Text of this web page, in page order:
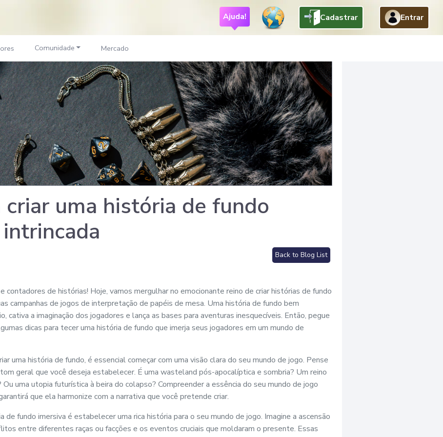
Ajuda! Cadastrar Entrar
Comunidade Mercado
criar uma história de fundo
Back to Blog List
contadores de histórias! Hoje, vamos mergulhar no emocionante reino de criar histórias de fundo
campanhas de jogos de interpretação de papéis de mesa. Uma história de fundo bem
cativa a imaginação dos jogadores e lança as bases para aventuras inesquecíveis. Então, pegue
dicas para tecer uma história de fundo que imerja seus jogadores em um mundo de
uma história de fundo, é essencial começar com uma visão clara do seu mundo de jogo. Pense
geral que você deseja estabelecer. É uma wasteland pós-apocalíptica e sombria? Um reino
uma utopia futurística à beira do colapso? Compreender a essência do seu mundo de jogo
que ela harmonize com a narrativa que você pretende criar.
de fundo imersiva é estabelecer uma rica história para o seu mundo de jogo. Imagine a ascensão
entre diferentes raças ou facções e os eventos cruciais que moldaram o presente. Essas